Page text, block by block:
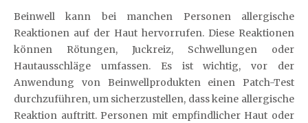
Beinwell kann bei manchen Personen allergische
Reaktionen auf der Haut hervorrufen. Diese Reaktionen
können Rötungen, Juckreiz, Schwellungen oder
Hautausschläge umfassen. Es ist wichtig, vor der
Anwendung von Beinwellprodukten einen Patch-Test
durchzuführen, um sicherzustellen, dass keine allergische
Reaktion auftritt. Personen mit empfindlicher Haut oder